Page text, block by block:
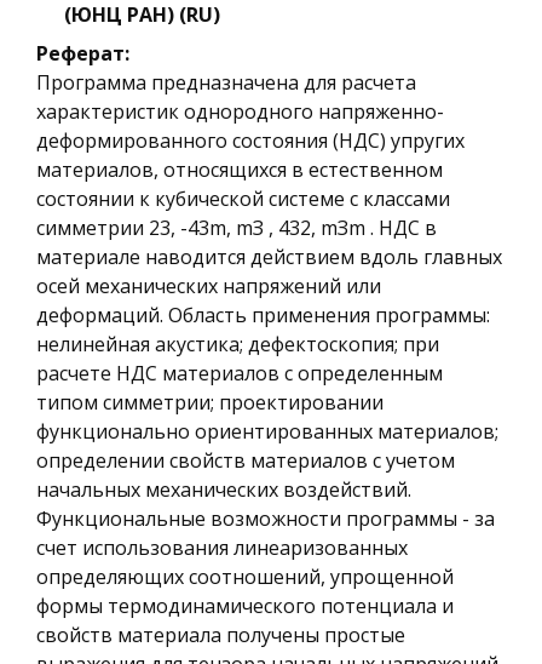
(ЮНЦ РАН) (RU)
Реферат:
Программа предназначена для расчета
характеристик однородного напряженно-
деформированного состояния (НДС) упругих
материалов, относящихся в естественном
состоянии к кубической системе с классами
симметрии 23, -43m, mЗ , 432, mЗm . НДС в
материале наводится действием вдоль главных
осей механических напряжений или
деформаций. Область применения программы:
нелинейная акустика; дефектоскопия; при
расчете НДС материалов с определенным
типом симметрии; проектировании
функционально ориентированных материалов;
определении свойств материалов с учетом
начальных механических воздействий.
Функциональные возможности программы - за
счет использования линеаризованных
определяющих соотношений, упрощенной
формы термодинамического потенциала и
свойств материала получены простые